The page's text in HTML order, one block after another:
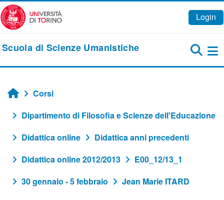
Vai al contenuto principale
Login
Scuola di Scienze Umanistiche
Home
Corsi
Dipartimento di Filosofia e Scienze dell'Educazione
Didattica online
Didattica anni precedenti
Didattica online 2012/2013
E00_12/13_1
30 gennaio - 5 febbraio
Jean Marie ITARD